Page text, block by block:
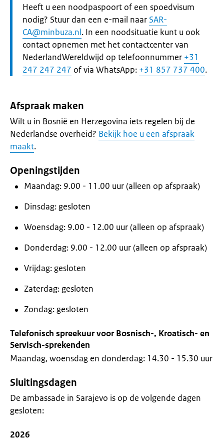
Heeft u een noodpaspoort of een spoedvisum
nodig? Stuur dan een e-mail naar SAR-
CA@minbuza.nl. In een noodsituatie kunt u ook
contact opnemen met het contactcenter van
NederlandWereldwijd op telefoonnummer +31
247 247 247 of via WhatsApp: +31 857 737 400.
Afspraak maken
Wilt u in Bosnië en Herzegovina iets regelen bij de
Nederlandse overheid? Bekijk hoe u een afspraak
maakt.
Openingstijden
Maandag: 9.00 - 11.00 uur (alleen op afspraak)
Dinsdag: gesloten
Woensdag: 9.00 - 12.00 uur (alleen op afspraak)
Donderdag: 9.00 - 12.00 uur (alleen op afspraak)
Vrijdag: gesloten
Zaterdag: gesloten
Zondag: gesloten
Telefonisch spreekuur voor Bosnisch-, Kroatisch- en
Servisch-sprekenden
Maandag, woensdag en donderdag: 14.30 - 15.30 uur
Sluitingsdagen
De ambassade in Sarajevo is op de volgende dagen
gesloten:
2026